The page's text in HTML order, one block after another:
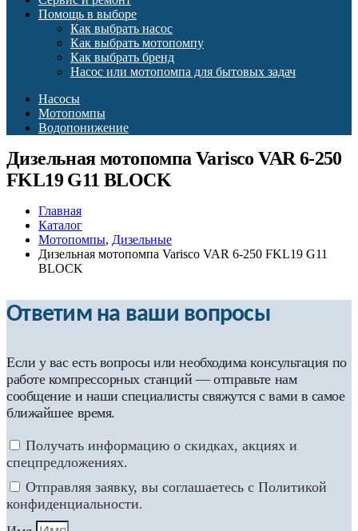
Помощь в выборе
Как выбрать насос
Как выбрать мотопомпу
Как выбрать бренд
Насос или мотопомпа для бытовых задач
Насосы
Мотопомпы
Водопонижение
Дизельная мотопомпа Varisco VAR 6-250
FKL19 G11 BLOCK
Главная
Каталог
Мотопомпы, Дизельные
Дизельная мотопомпа Varisco VAR 6-250 FKL19 G11
BLOCK
Ответим на ваши вопросы
Если у вас есть вопросы или необходима консультация по
работе компрессорных станций — отправьте нам
сообщение и наши специалисты свяжутся с вами в самое
ближайшее время.
Получать информацию о скидках, акциях и
спецпредложениях.
Отправляя заявку, вы соглашаетесь с Политикой
конфиденциальности.